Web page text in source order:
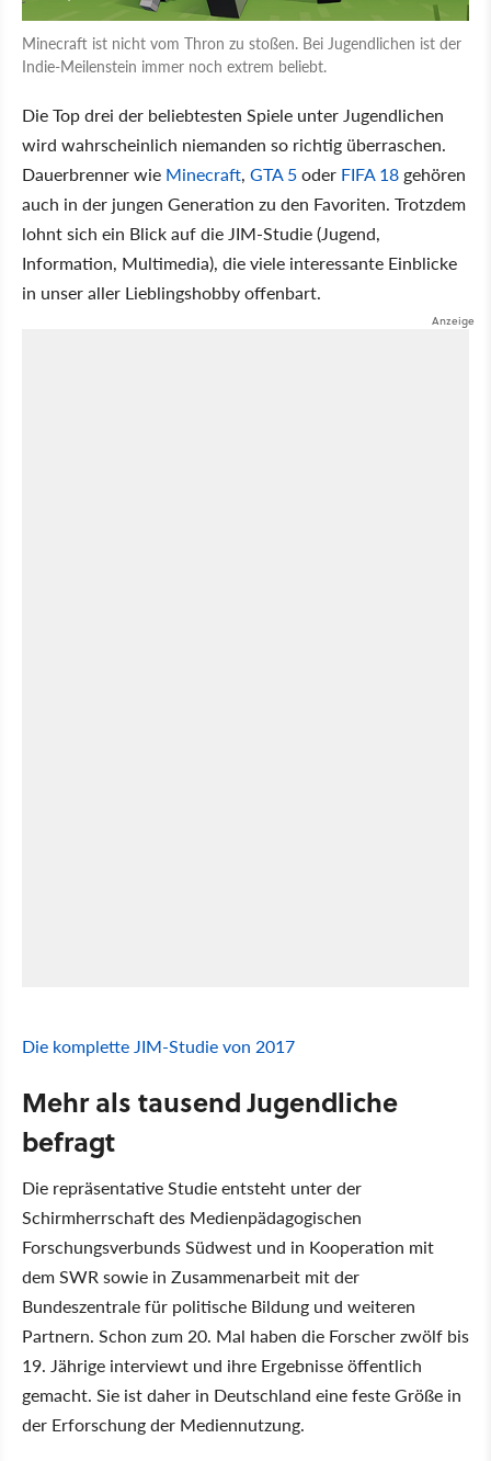
Minecraft ist nicht vom Thron zu stoßen. Bei Jugendlichen ist der
Indie-Meilenstein immer noch extrem beliebt.
Die Top drei der beliebtesten Spiele unter Jugendlichen
wird wahrscheinlich niemanden so richtig überraschen.
Dauerbrenner wie Minecraft, GTA 5oder FIFA 18 gehören
auch in der jungen Generation zu den Favoriten. Trotzdem
lohnt sich ein Blick auf die JIM-Studie (Jugend,
Information, Multimedia), die viele interessante Einblicke
in unser aller Lieblingshobby offenbart.
Die komplette JIM-Studie von 2017
Mehr als tausend Jugendliche
befragt
Die repräsentative Studie entsteht unter der
Schirmherrschaft des Medienpädagogischen
Forschungsverbunds Südwest und in Kooperation mit
dem SWR sowie in Zusammenarbeit mit der
Bundeszentrale für politische Bildung und weiteren
Partnern. Schon zum 20. Mal haben die Forscher zwölf bis
19. Jährige interviewt und ihre Ergebnisse öffentlich
gemacht. Sie ist daher in Deutschland eine feste Größe in
der Erforschung der Mediennutzung.